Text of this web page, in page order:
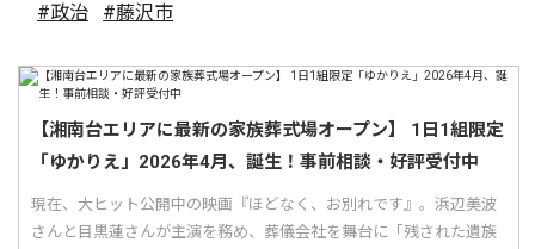
#政治 #藤沢市
【湘南台エリアに最新の家族葬式場オープン】 1日1組限定
「ゆかりえ」2026年4月、誕生！事前相談・好評受付中
現在、大ヒット公開中の映画『ほどなく、お別れです』。浜辺美波
さんと目黒蓮さんが主演を務め、葬儀会社を舞台に「残された遺族